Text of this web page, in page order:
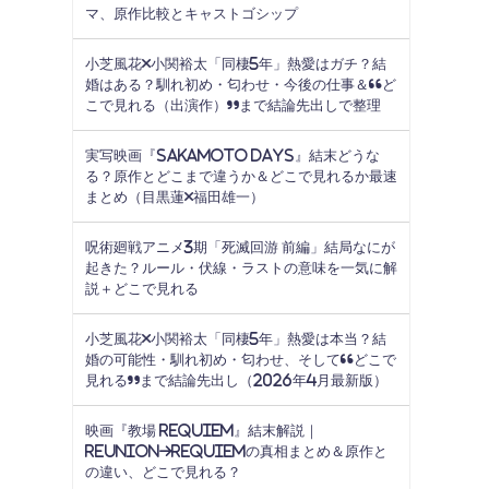
マ、原作比較とキャストゴシップ
小芝風花×小関裕太「同棲5年」熱愛はガチ？結
婚はある？馴れ初め・匂わせ・今後の仕事＆“ど
こで見れる（出演作）”まで結論先出しで整理
実写映画『SAKAMOTO DAYS』結末どうな
る？原作とどこまで違うか＆どこで見れるか最速
まとめ（目黒蓮×福田雄一）
呪術廻戦アニメ3期「死滅回游 前編」結局なにが
起きた？ルール・伏線・ラストの意味を一気に解
説＋どこで見れる
小芝風花×小関裕太「同棲5年」熱愛は本当？結
婚の可能性・馴れ初め・匂わせ、そして“どこで
見れる”まで結論先出し（2026年4月最新版）
映画『教場 Requiem』結末解説｜
Reunion→Requiemの真相まとめ＆原作と
の違い、どこで見れる？